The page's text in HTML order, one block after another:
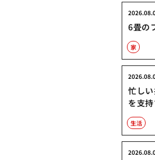
6畳の
家
忙し
を支
生活